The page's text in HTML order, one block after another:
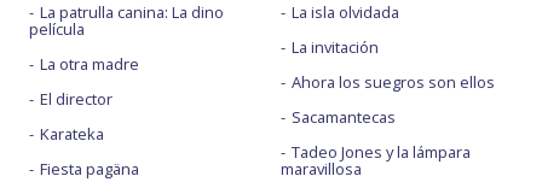
La patrulla canina: La dino
película
La otra madre
El director
Karateka
Fiesta pagäna
La isla olvidada
La invitación
Ahora los suegros son ellos
Sacamantecas
Tadeo Jones y la lámpara
maravillosa